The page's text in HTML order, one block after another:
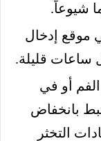
شيوعاً.
موقع إدخال
ساعات قليلة.
أو في
بانخفاض
التخثر